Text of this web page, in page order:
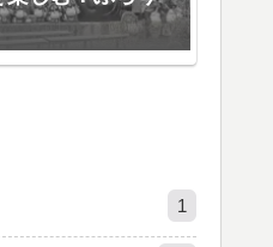
1